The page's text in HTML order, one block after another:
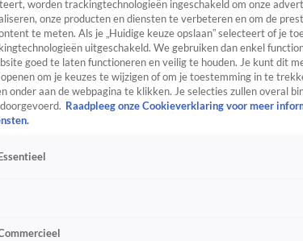
worden trackingtechnologieën ingeschakeld om onze
onze producten en diensten te verbeteren en om de
te meten. Als je „Huidige keuze opslaan” selecteert of je
uitgeschakeld. We gebruiken dan enkel
goed te laten functioneren en veilig te houden. Je kunt dit
om je keuzes te wijzigen of om je toestemming in te
onder aan de webpagina te klikken. Je selecties zullen overal
Raadpleeg onze Cookieverklaring voor meer